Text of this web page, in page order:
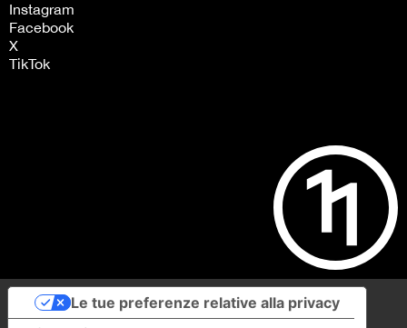
Instagram
Facebook
X
TikTok
Le tue preferenze relative alla privacy